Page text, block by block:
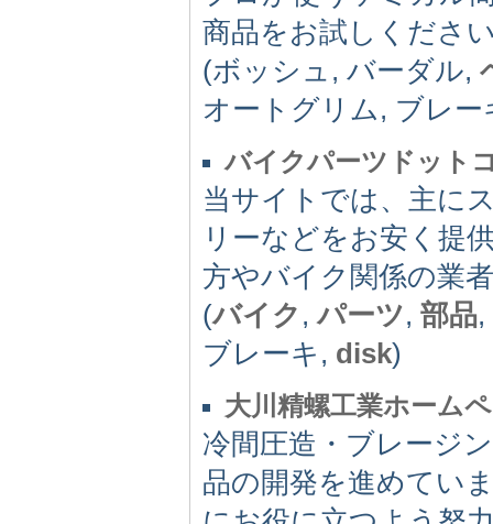
商品をお試しくださ
(ボッシュ, バーダル,
オートグリム, ブレ
バイクパーツドット
当サイトでは、主に
リーなどをお安く提
方やバイク関係の業
(バイク ,パーツ, 部品,
ブレーキ, disk)
大川精螺工業ホーム
冷間圧造・ブレージ
品の開発を進めてい